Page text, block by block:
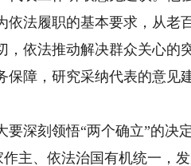
依法履职的基本要求，从老
依法推动解决群众关心的
障，研究采纳代表的意见
深刻领悟“两个确立”的决
主、依法治国有机统一，